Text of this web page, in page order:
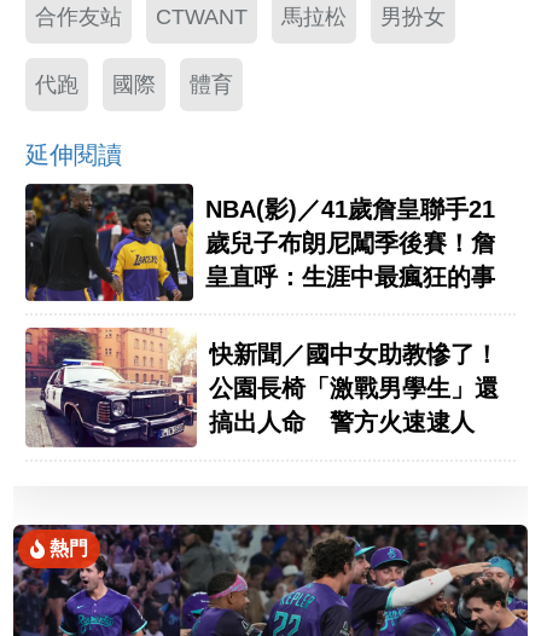
合作友站 CTWANT 馬拉松 男扮女
代跑 國際 體育
延伸閱讀
NBA(影)／41歲詹皇聯手21
歲兒子布朗尼闖季後賽！詹
皇直呼：生涯中最瘋狂的事
快新聞／國中女助教慘了！
公園長椅「激戰男學生」還
搞出人命 警方火速逮人
熱門